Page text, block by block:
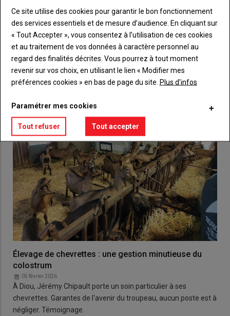
Créez un compte
VOUS AIMEREZ AUSSI
Élevage de chevrettes : une gestion minutieuse du
colostrum
05 février 2026
À Diou, Jérémy Chipault porte un soin particulier à ses
chevrettes. Garantes de l'avenir du troupeau, aucun poste est à
négliger. Témoignage.
Ce site utilise des cookies pour garantir le bon fonctionnement
des services essentiels et de mesure d’audience. En cliquant sur
« Tout Accepter », vous consentez à l’utilisation de ces cookies
et au traitement de vos données à caractère personnel au
regard des finalités décrites. Vous pourrez à tout moment
revenir sur vos choix, en utilisant le lien « Modifier mes
préférences cookies » en bas de page du site. Plus d'infos
Paramétrer mes cookies
Tout refuser Tout accepter